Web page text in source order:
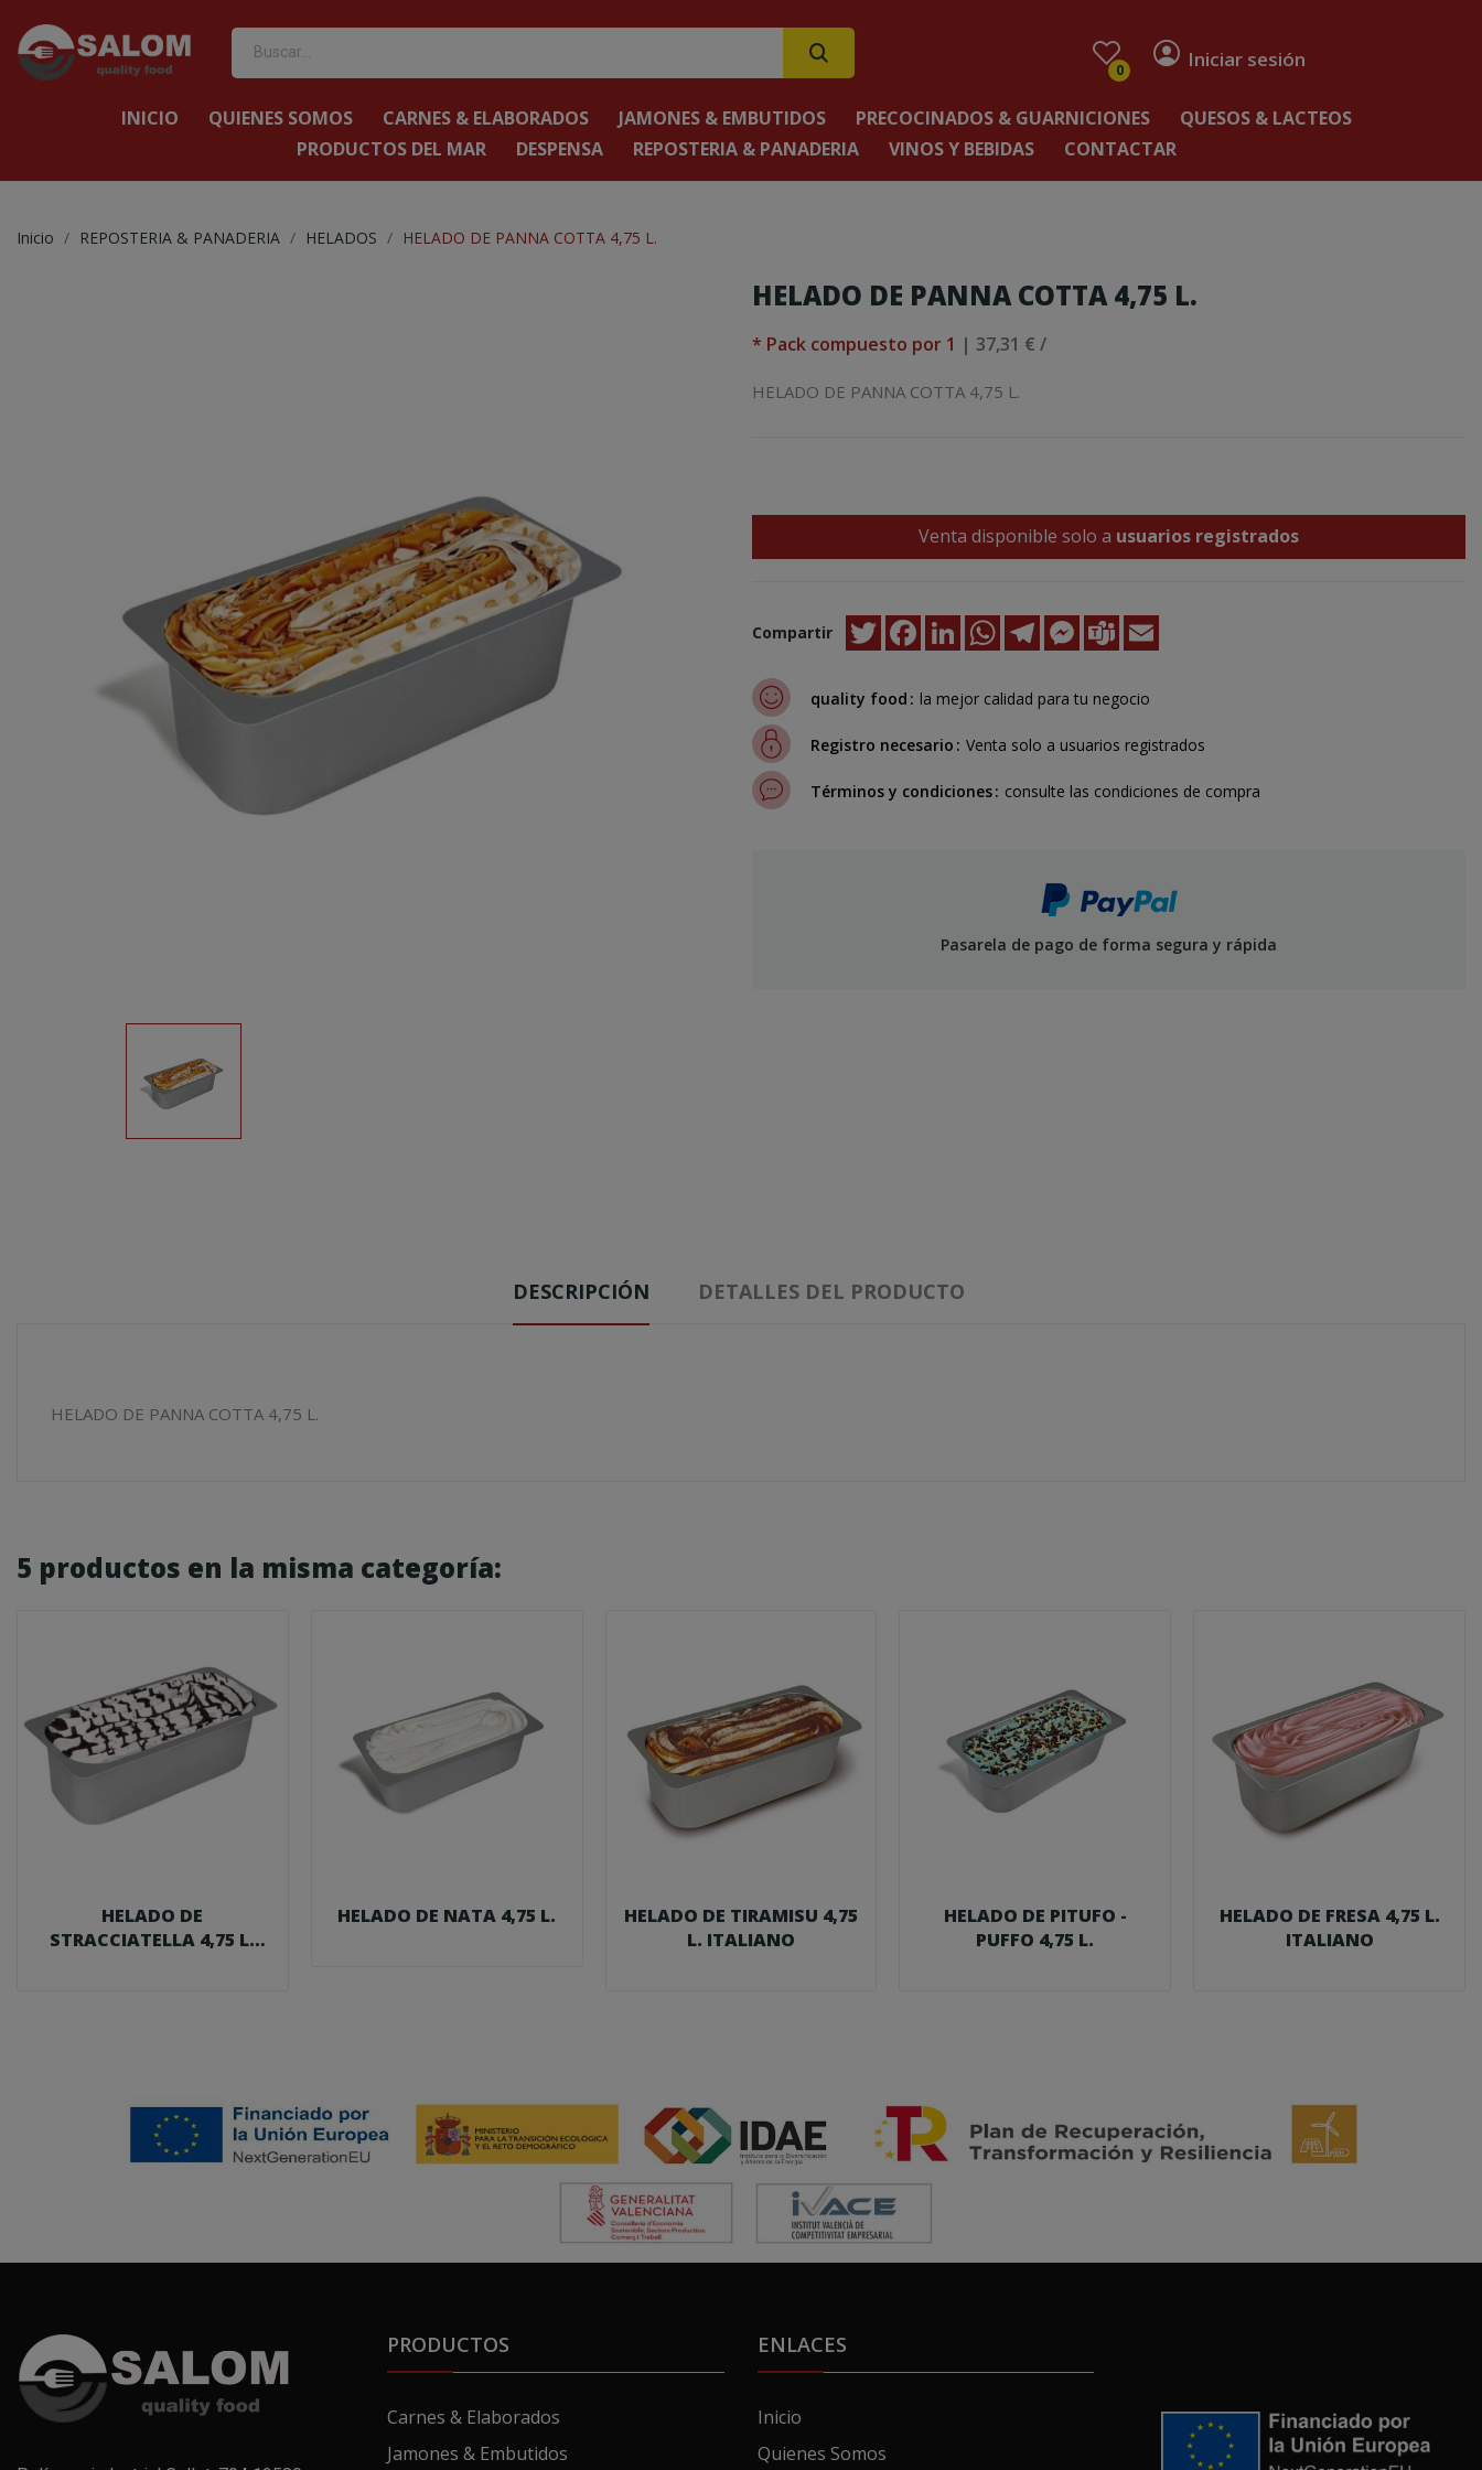
0 Iniciar sesión
INICIO QUIENES SOMOS CARNES & ELABORADOS JAMONES & EMBUTIDOS PRECOCINADOS & GUARNICIONES
QUESOS & LACTEOS
PRODUCTOS DEL MAR
DESPENSA REPOSTERIA & PANADERIA VINOS Y BEBIDAS CONTACTAR
Inicio REPOSTERIA & PANADERIA HELADOS HELADO DE PANNA COTTA 4,75 L.
HELADO DE PANNA COTTA 4,75 L.
* Pack compuesto por 1 | 37,31 € /
HELADO DE PANNA COTTA 4,75 L.
Venta disponible solo a usuarios registrados
Compartir TwitterFacebookLinkedInWhatsAppTelegramMessenger
Teams
quality food la mejor calidad para tu negocio
Registro necesario Venta solo a usuarios registrados
Términos y condiciones consulte las condiciones de compra
Pasarela de pago de forma segura y rápida
DESCRIPCIÓN DETALLES DEL PRODUCTO
HELADO DE PANNA COTTA 4,75 L.
5 productos en la misma categoría:
HELADO DE
STRACCIATELLA 4,75 L.
HELADO DE NATA 4,75 L.
HELADO DE TIRAMISU 4,75
L. ITALIANO
HELADO DE PITUFO -
PUFFO 4,75 L.
HELADO DE FRESA 4,75 L.
ITALIANO
PRODUCTOS
Carnes & Elaborados
Jamones & Embutidos
ENLACES
Inicio
Quienes Somos